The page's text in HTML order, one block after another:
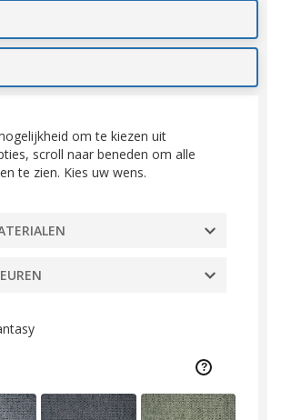
om te kiezen uit
scroll naar beneden om alle
te zien. Kies uw wens.